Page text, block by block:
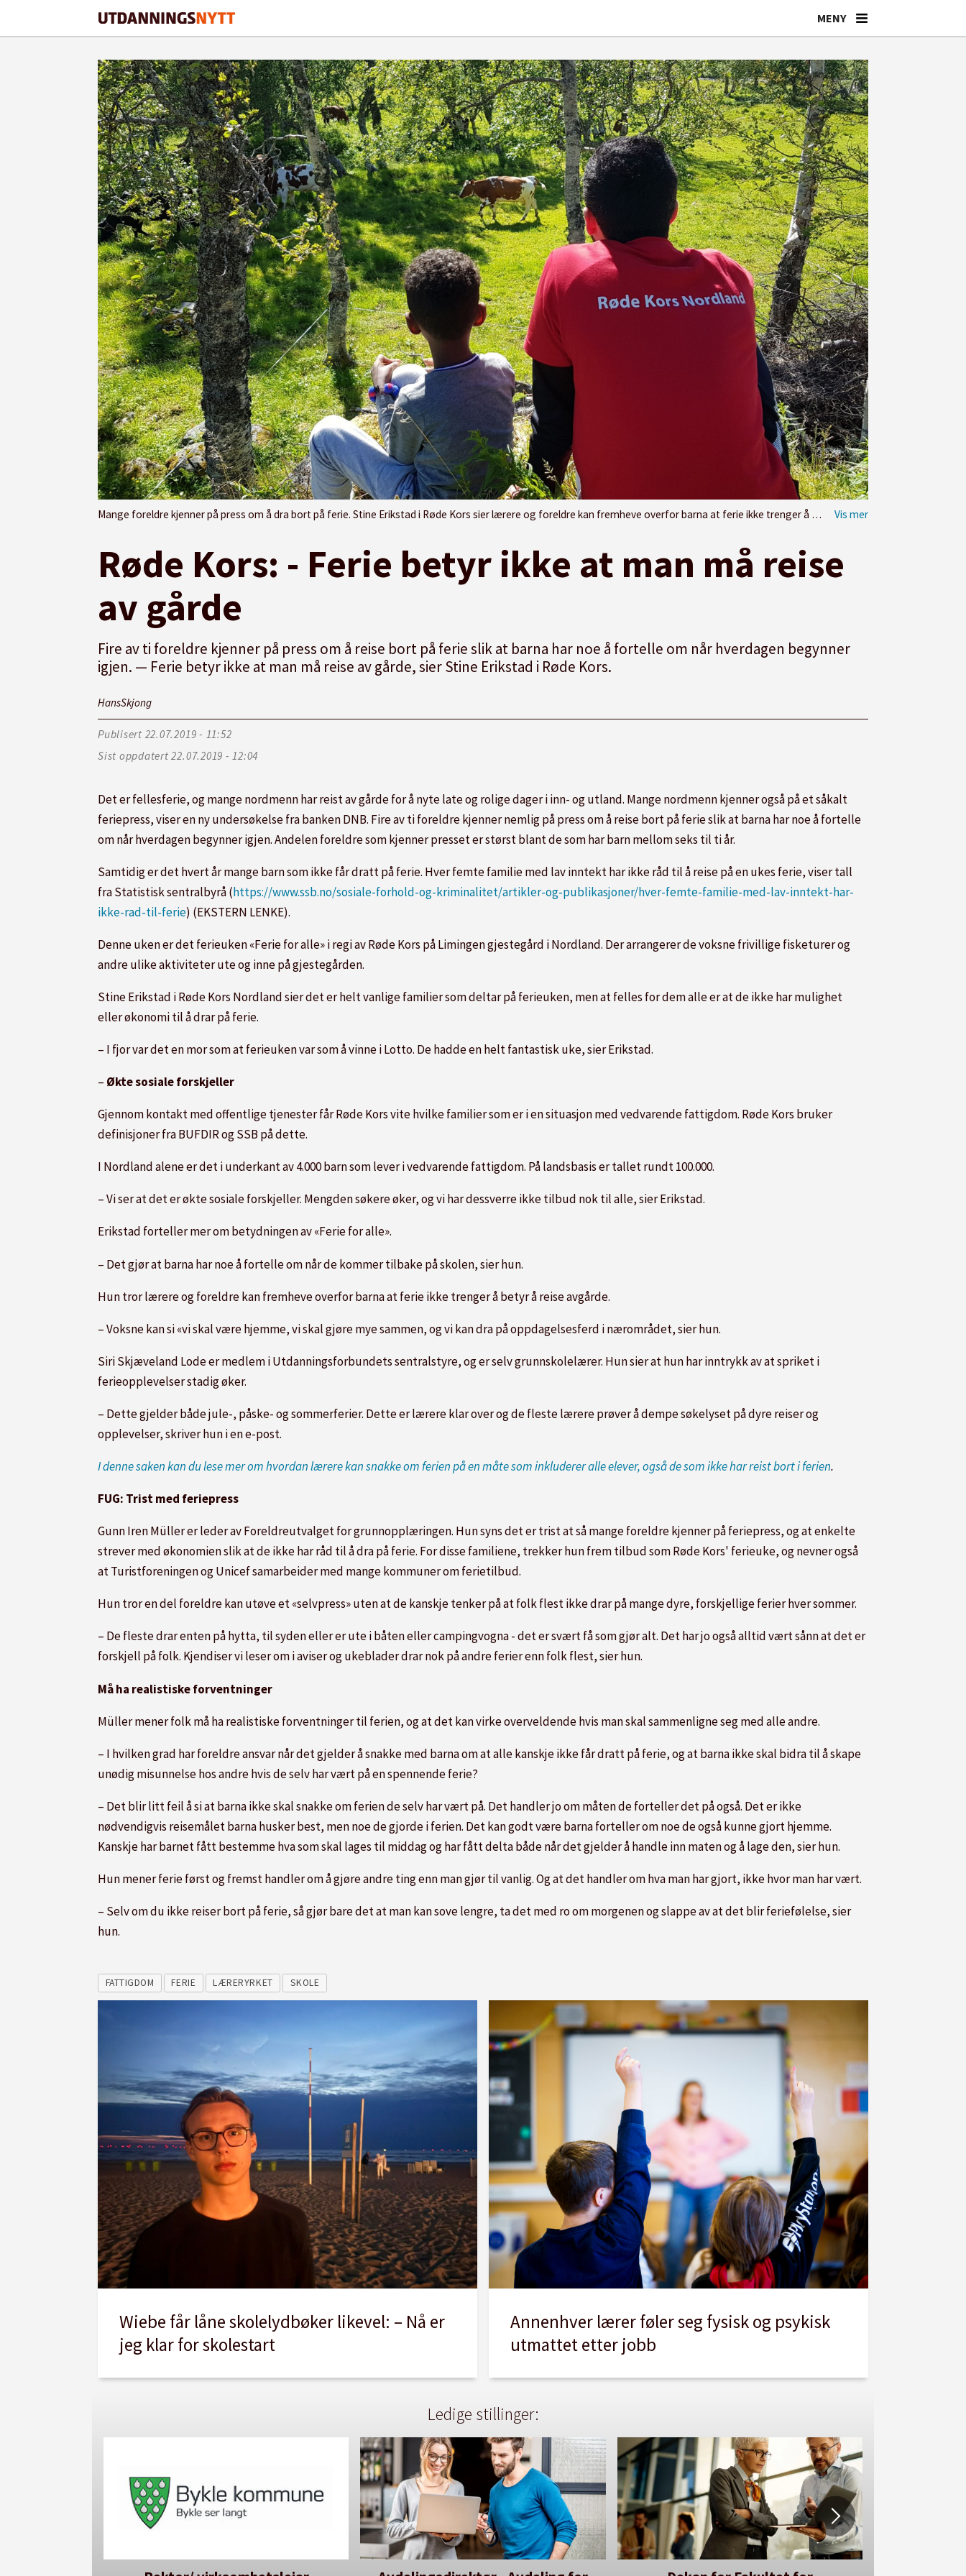
Mange foreldre kjenner på press om å dra bort på ferie. Stine Erikstad i Røde Kors sier lærere og foreldre kan fremheve overfor barna at ferie ikke trenger å betyr å reise avgårde. Her fra en av Røde Kors' ferietilbud «Ferie for alle». FOTO: Brønnøysund Røde Kors/Nordland Røde Kors
Røde Kors: - Ferie betyr ikke at man må reise
av gårde
Fire av ti foreldre kjenner på press om å reise bort på ferie slik at barna har noe å fortelle om når hverdagen begynner
igjen. — Ferie betyr ikke at man må reise av gårde, sier Stine Erikstad i Røde Kors.
HansSkjong
Publisert
22.07.2019 - 11:52
Sist oppdatert
22.07.2019 - 12:04
Det er fellesferie, og mange nordmenn har reist av gårde for å nyte late og rolige dager i inn- og utland. Mange nordmenn kjenner også på et såkalt
feriepress, viser en ny undersøkelse fra banken DNB. Fire av ti foreldre kjenner nemlig på press om å reise bort på ferie slik at barna har noe å fortelle
om når hverdagen begynner igjen. Andelen foreldre som kjenner presset er størst blant de som har barn mellom seks til ti år.
Samtidig er det hvert år mange barn som ikke får dratt på ferie. Hver femte familie med lav inntekt har ikke råd til å reise på en ukes ferie, viser tall
fra Statistisk sentralbyrå (https://www.ssb.no/sosiale-forhold-og-kriminalitet/artikler-og-publikasjoner/hver-femte-familie-med-lav-inntekt-har-
ikke-rad-til-ferie) (EKSTERN LENKE).
­Denne uken er det ferieuken «Ferie for alle» i regi av Røde Kors på Limingen gjestegård i Nordland. Der arrangerer de voksne frivillige fisketurer og
andre ulike aktiviteter ute og inne på gjestegården.
Stine Erikstad i Røde Kors Nordland sier det er helt vanlige familier som deltar på ferieuken, men at felles for dem alle er at de ikke har mulighet
eller økonomi til å drar på ferie.
– I fjor var det en mor som at ferieuken var som å vinne i Lotto. De hadde en helt fantastisk uke, sier Erikstad.
– Økte sosiale forskjeller
Gjennom kontakt med offentlige tjenester får Røde Kors vite hvilke familier som er i en situasjon med vedvarende fattigdom. Røde Kors bruker
definisjoner fra BUFDIR og SSB på dette.
I Nordland alene er det i underkant av 4.000 barn som lever i vedvarende fattigdom. På landsbasis er tallet rundt 100.000.
– Vi ser at det er økte sosiale forskjeller. Mengden søkere øker, og vi har dessverre ikke tilbud nok til alle, sier Erikstad.
Erikstad forteller mer om betydningen av «Ferie for alle».
– Det gjør at barna har noe å fortelle om når de kommer tilbake på skolen, sier hun.
Hun tror lærere og foreldre kan fremheve overfor barna at ferie ikke trenger å betyr å reise avgårde.
– Voksne kan si «vi skal være hjemme, vi skal gjøre mye sammen, og vi kan dra på oppdagelsesferd i nærområdet, sier hun.
Siri Skjæveland Lode er medlem i Utdanningsforbundets sentralstyre, og er selv grunnskolelærer. Hun sier at hun har inntrykk av at spriket i
ferieopplevelser stadig øker.
– Dette gjelder både jule-, påske- og sommerferier. Dette er lærere klar over og de fleste lærere prøver å dempe søkelyset på dyre reiser og
opplevelser, skriver hun i en e-post.
I denne saken kan du lese mer om hvordan lærere kan snakke om ferien på en måte som inkluderer alle elever, også de som ikke har reist bort i ferien.
FUG: Trist med feriepress
Gunn Iren Müller er leder av Foreldreutvalget for grunnopplæringen. Hun syns det er trist at så mange foreldre kjenner på feriepress, og at enkelte
strever med økonomien slik at de ikke har råd til å dra på ferie. For disse familiene, trekker hun frem tilbud som Røde Kors' ferieuke, og nevner også
at Turistforeningen og Unicef samarbeider med mange kommuner om ferietilbud.
Hun tror en del foreldre kan utøve et «selvpress» uten at de kanskje tenker på at folk flest ikke drar på mange dyre, forskjellige ferier hver sommer.
– De fleste drar enten på hytta, til syden eller er ute i båten eller campingvogna - det er svært få som gjør alt. Det har jo også alltid vært sånn at det er
forskjell på folk. Kjendiser vi leser om i aviser og ukeblader drar nok på andre ferier enn folk flest, sier hun.
Må ha realistiske forventninger
Müller mener folk må ha realistiske forventninger til ferien, og at det kan virke overveldende hvis man skal sammenligne seg med alle andre.
– I hvilken grad har foreldre ansvar når det gjelder å snakke med barna om at alle kanskje ikke får dratt på ferie, og at barna ikke skal bidra til å skape
unødig misunnelse hos andre hvis de selv har vært på en spennende ferie?
– Det blir litt feil å si at barna ikke skal snakke om ferien de selv har vært på. Det handler jo om måten de forteller det på også. Det er ikke
nødvendigvis reisemålet barna husker best, men noe de gjorde i ferien. Det kan godt være barna forteller om noe de også kunne gjort hjemme.
Kanskje har barnet fått bestemme hva som skal lages til middag og har fått delta både når det gjelder å handle inn maten og å lage den, sier hun.
Hun mener ferie først og fremst handler om å gjøre andre ting enn man gjør til vanlig. Og at det handler om hva man har gjort, ikke hvor man har vært.
– Selv om du ikke reiser bort på ferie, så gjør bare det at man kan sove lengre, ta det med ro om morgenen og slappe av at det blir feriefølelse, sier
hun.
FATTIGDOM FERIE LÆRERYRKET SKOLE
Wiebe får låne skolelydbøker likevel: – Nå er
jeg klar for skolestart
Annenhver lærer føler seg fysisk og psykisk
utmattet etter jobb
Ledige stillinger: